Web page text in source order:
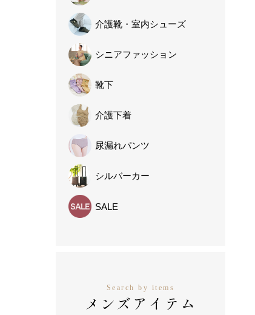
介護靴・ 室内シューズ
シニアファッション
靴下
介護下着
尿漏れパンツ
シルバーカー
SALE
Search by items
メンズアイテム